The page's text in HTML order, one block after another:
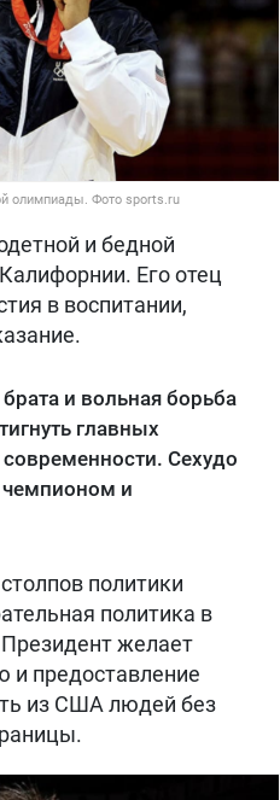
олимпиады. Фото sports.ru
и бедной
Его отец
в воспитании,
и вольная борьба
главных
Сехудо
и
политики
политика в
желает
и предоставление
из США людей без